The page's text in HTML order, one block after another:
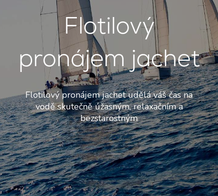
Flotilový
pronájem jachet
Flotilový pronájem jachet udělá váš čas na
vodě skutečně úžasným, relaxačním a
bezstarostným